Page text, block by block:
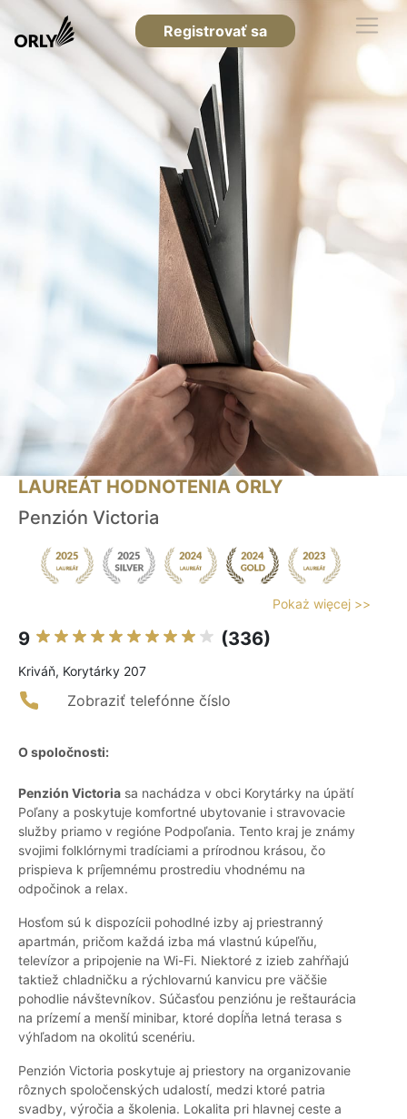
Registrovať sa
LAUREÁT HODNOTENIA ORLY
Penzión Victoria
Pokaż więcej >>
9 (336)
Kriváň, Korytárky 207
Zobraziť telefónne číslo
O spoločnosti:
Penzión Victoria sa nachádza v obci Korytárky na úpätí
Poľany a poskytuje komfortné ubytovanie i stravovacie
služby priamo v regióne Podpoľania. Tento kraj je známy
svojimi folklórnymi tradíciami a prírodnou krásou, čo
prispieva k príjemnému prostrediu vhodnému na
odpočinok a relax.
Hosťom sú k dispozícii pohodlné izby aj priestranný
apartmán, pričom každá izba má vlastnú kúpeľňu,
televízor a pripojenie na Wi-Fi. Niektoré z izieb zahŕňajú
taktiež chladničku a rýchlovarnú kanvicu pre väčšie
pohodlie návštevníkov. Súčasťou penziónu je reštaurácia
na prízemí a menší minibar, ktoré dopĺňa letná terasa s
výhľadom na okolitú scenériu.
Penzión Victoria poskytuje aj priestory na organizovanie
rôznych spoločenských udalostí, medzi ktoré patria
svadby, výročia a školenia. Lokalita pri hlavnej ceste a